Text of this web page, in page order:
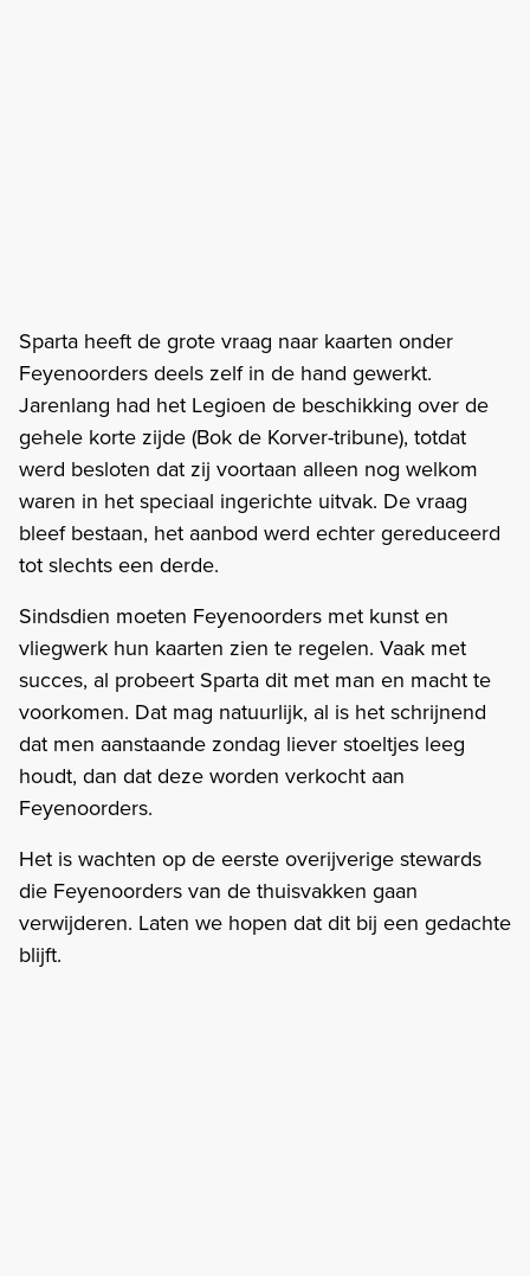
Sparta heeft de grote vraag naar kaarten onder
Feyenoorders deels zelf in de hand gewerkt.
Jarenlang had het Legioen de beschikking over de
gehele korte zijde (Bok de Korver-tribune), totdat
werd besloten dat zij voortaan alleen nog welkom
waren in het speciaal ingerichte uitvak. De vraag
bleef bestaan, het aanbod werd echter gereduceerd
tot slechts een derde.
Sindsdien moeten Feyenoorders met kunst en
vliegwerk hun kaarten zien te regelen. Vaak met
succes, al probeert Sparta dit met man en macht te
voorkomen. Dat mag natuurlijk, al is het schrijnend
dat men aanstaande zondag liever stoeltjes leeg
houdt, dan dat deze worden verkocht aan
Feyenoorders.
Het is wachten op de eerste overijverige stewards
die Feyenoorders van de thuisvakken gaan
verwijderen. Laten we hopen dat dit bij een gedachte
blijft.